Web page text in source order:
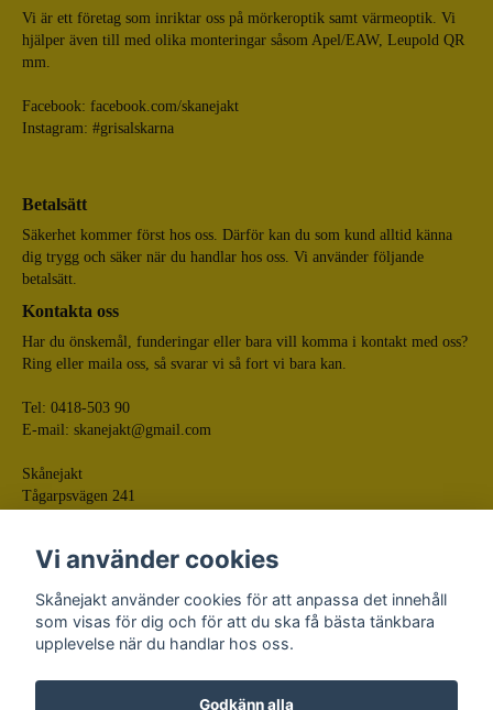
Vi är ett företag som inriktar oss på mörkeroptik samt värmeoptik. Vi
hjälper även till med olika monteringar såsom Apel/EAW, Leupold QR
mm.
Facebook: facebook.com/skanejakt
Instagram: #grisalskarna
Betalsätt
Säkerhet kommer först hos oss. Därför kan du som kund alltid känna
dig trygg och säker när du handlar hos oss. Vi använder följande
betalsätt.
Kontakta oss
Har du önskemål, funderingar eller bara vill komma i kontakt med oss?
Ring eller maila oss, så svarar vi så fort vi bara kan.
Tel: 0418-503 90
E-mail: skanejakt@gmail.com
Skånejakt
Tågarpsvägen 241
Vi använder cookies
Skånejakt använder cookies för att anpassa det innehåll
som visas för dig och för att du ska få bästa tänkbara
upplevelse när du handlar hos oss.
Godkänn alla